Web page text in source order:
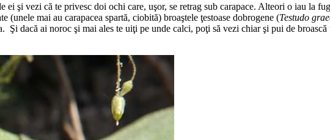
şi vezi că te privesc doi ochi care, uşor, se retrag sub carapace. Alteori o iau la
mai au carapacea spartă, ciobită) broaştele ţestoase dobrogene (Testudo
dacă ai noroc şi mai ales te uiţi pe unde calci, poţi să vezi chiar şi pui de